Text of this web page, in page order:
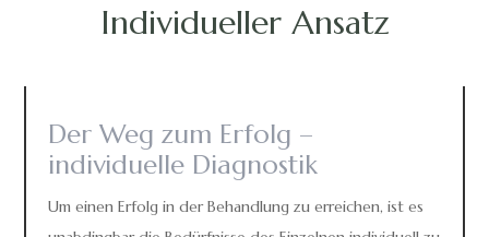
Individueller Ansatz
Der Weg zum Erfolg –
individuelle Diagnostik
Um einen Erfolg in der Behandlung zu erreichen, ist es